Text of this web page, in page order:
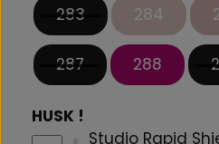
283 284
287 288
HUSK !
Studio Rapid